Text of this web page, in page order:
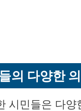
의 다양한
시민들은 다양